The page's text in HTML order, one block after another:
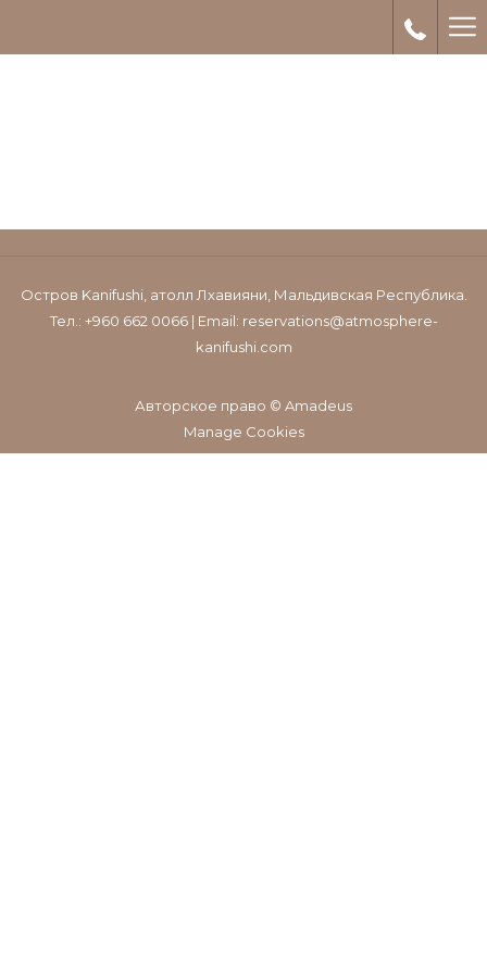
Остров Kanifushi, атолл Лхавияни, Мальдивская Республика.
Тел.: +960 662 0066 | Email: reservations@atmosphere-
kanifushi.com
Авторское право © Amadeus
Manage Cookies